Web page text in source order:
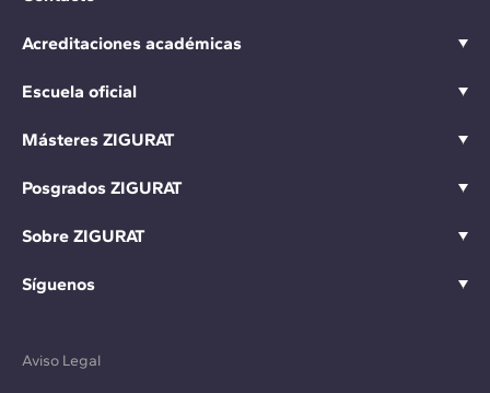
Acreditaciones académicas
Escuela oficial
Másteres ZIGURAT
Posgrados ZIGURAT
Sobre ZIGURAT
Síguenos
Aviso Legal